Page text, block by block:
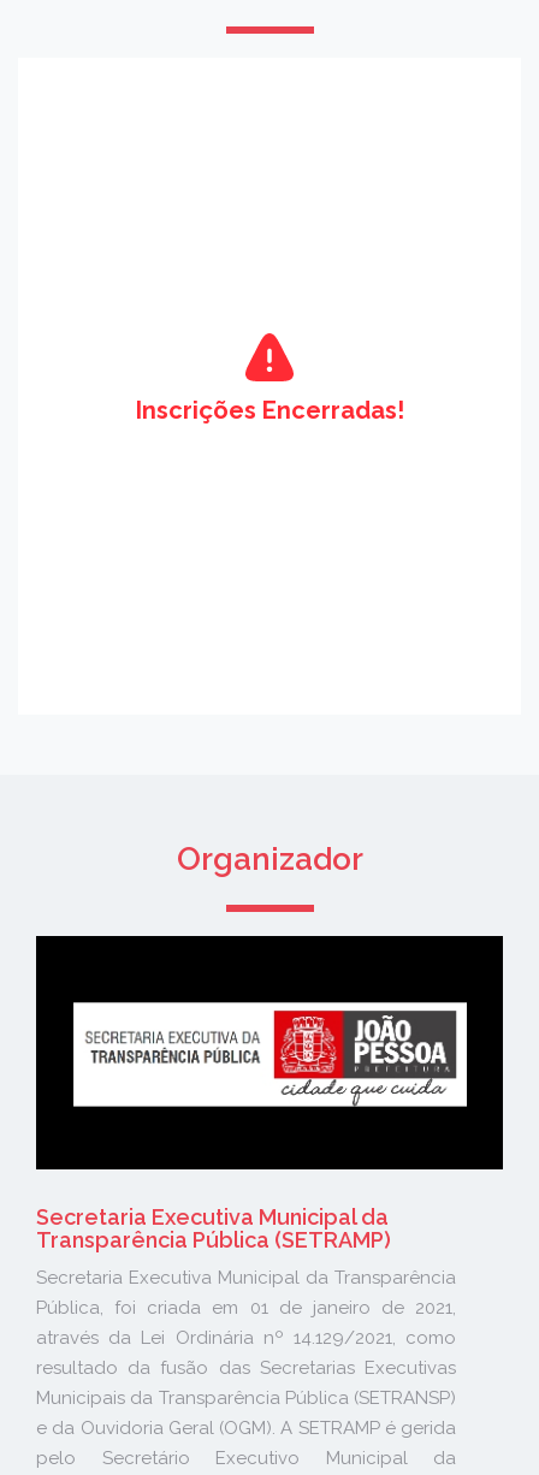
Inscrições Encerradas!
Organizador
Secretaria Executiva Municipal da
Transparência Pública (SETRAMP)
Secretaria Executiva Municipal da Transparência
Pública, foi criada em 01 de janeiro de 2021,
através da Lei Ordinária nº 14.129/2021, como
resultado da fusão das Secretarias Executivas
Municipais da Transparência Pública (SETRANSP)
e da Ouvidoria Geral (OGM). A SETRAMP é gerida
pelo Secretário Executivo Municipal da